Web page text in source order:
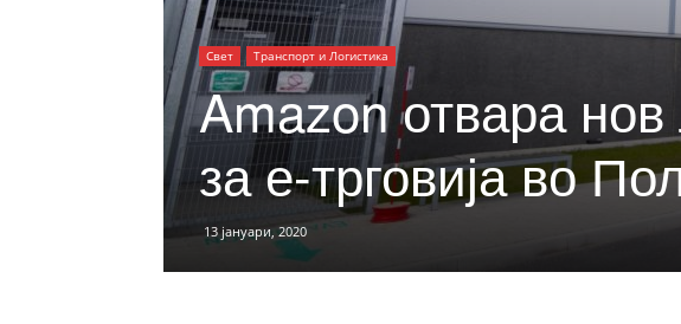
Свет Транспорт и Логистика
Amazon отвара
за е-трговија во
13 јануари, 2020